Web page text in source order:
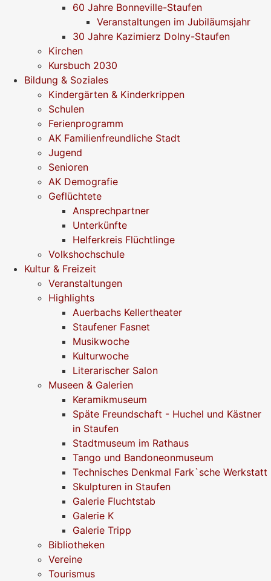
60 Jahre Bonneville-Staufen
Veranstaltungen im Jubiläumsjahr
30 Jahre Kazimierz Dolny-Staufen
Kirchen
Kursbuch 2030
Bildung & Soziales
Kindergärten & Kinderkrippen
Schulen
Ferienprogramm
AK Familienfreundliche Stadt
Jugend
Senioren
AK Demografie
Geflüchtete
Ansprechpartner
Unterkünfte
Helferkreis Flüchtlinge
Volkshochschule
Kultur & Freizeit
Veranstaltungen
Highlights
Auerbachs Kellertheater
Staufener Fasnet
Musikwoche
Kulturwoche
Literarischer Salon
Museen & Galerien
Keramikmuseum
Späte Freundschaft - Huchel und Kästner
in Staufen
Stadtmuseum im Rathaus
Tango und Bandoneonmuseum
Technisches Denkmal Fark`sche Werkstatt
Skulpturen in Staufen
Galerie Fluchtstab
Galerie K
Galerie Tripp
Bibliotheken
Vereine
Tourismus